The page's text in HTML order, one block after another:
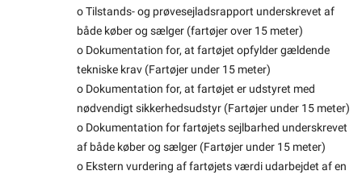
o Tilstands- og prøvesejladsrapport underskrevet af
både køber og sælger (fartøjer over 15 meter)
o Dokumentation for, at fartøjet opfylder gældende
tekniske krav (Fartøjer under 15 meter)
o Dokumentation for, at fartøjet er udstyret med
nødvendigt sikkerhedsudstyr (Fartøjer under 15 meter)
o Dokumentation for fartøjets sejlbarhed underskrevet
af både køber og sælger (Fartøjer under 15 meter)
o Ekstern vurdering af fartøjets værdi udarbejdet af en